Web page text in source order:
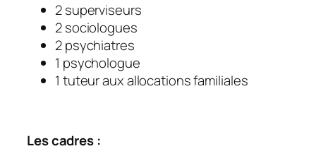
2 superviseurs
2 sociologues
2 psychiatres
1 psychologue
1 tuteur aux allocations familiales
Les cadres :